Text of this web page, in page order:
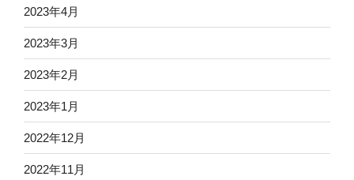
2023年4月
2023年3月
2023年2月
2023年1月
2022年12月
2022年11月